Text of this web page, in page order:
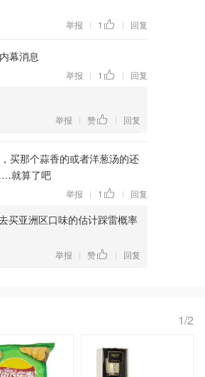
举报 | 1 | 回复
幕消息
举报 | 1 | 回复
举报 | 赞 | 回复
买那个蒜香的或者洋葱汤的还
就算了吧
举报 | 1 | 回复
买亚洲区口味的估计踩雷概率
举报 | 赞 | 回复
1/2